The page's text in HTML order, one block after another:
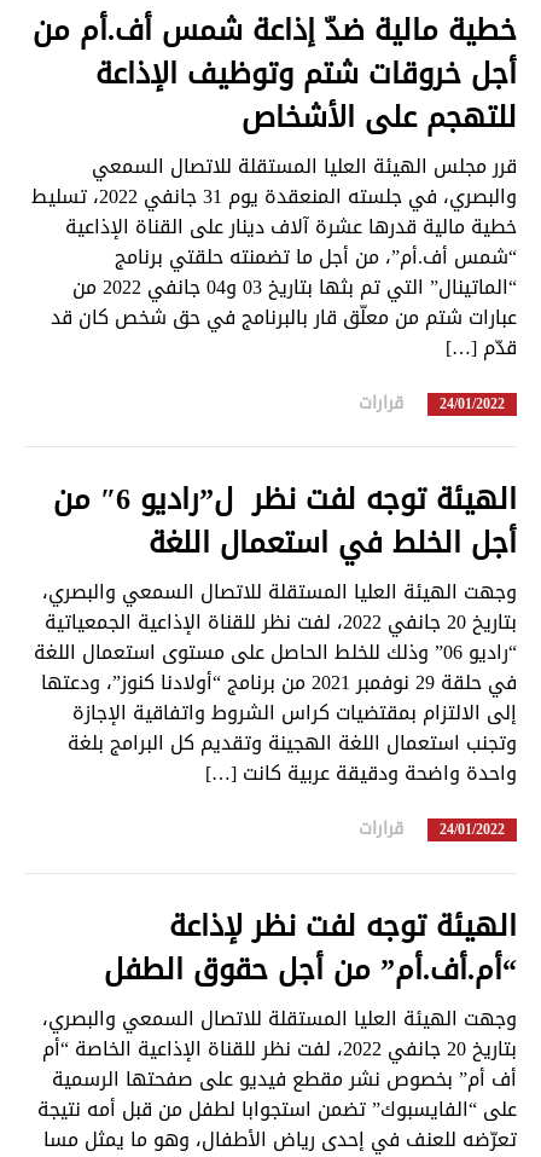
خطية مالية ضدّ إذاعة شمس أف.أم من
أجل خروقات شتم وتوظيف الإذاعة
للتهجم على الأشخاص
قرر مجلس الهيئة العليا المستقلة للاتصال السمعي
والبصري، في جلسته المنعقدة يوم 31 جانفي 2022، تسليط
خطية مالية قدرها عشرة آلاف دينار على القناة الإذاعية
“شمس أف.أم”، من أجل ما تضمنته حلقتي برنامج
“الماتينال” التي تم بثها بتاريخ 03 و04 جانفي 2022 من
عبارات شتم من معلّق قار بالبرنامج في حق شخص كان قد
قدّم […]
24/01/2022 قرارات
الهيئة توجه لفت نظر ل”راديو 6″ من
أجل الخلط في استعمال اللغة
وجهت الهيئة العليا المستقلة للاتصال السمعي والبصري،
بتاريخ 20 جانفي 2022، لفت نظر للقناة الإذاعية الجمعياتية
“راديو 06” وذلك للخلط الحاصل على مستوى استعمال اللغة
في حلقة 29 نوفمبر 2021 من برنامج “أولادنا كنوز”، ودعتها
إلى الالتزام بمقتضيات كراس الشروط واتفاقية الإجازة
وتجنب استعمال اللغة الهجينة وتقديم كل البرامج بلغة
واحدة واضحة ودقيقة عربية كانت […]
24/01/2022 قرارات
الهيئة توجه لفت نظر لإذاعة
“أم.أف.أم” من أجل حقوق الطفل
وجهت الهيئة العليا المستقلة للاتصال السمعي والبصري،
بتاريخ 20 جانفي 2022، لفت نظر للقناة الإذاعية الخاصة “أم
أف أم” بخصوص نشر مقطع فيديو على صفحتها الرسمية
على “الفايسبوك” تضمن استجوابا لطفل من قبل أمه نتيجة
تعرّضه للعنف في إحدى رياض الأطفال، وهو ما يمثل مسا